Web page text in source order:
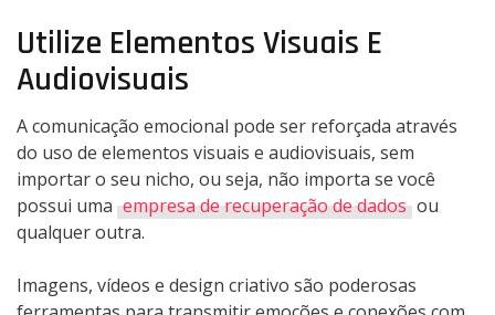
Utilize Elementos Visuais E
Audiovisuais
A comunicação emocional pode ser reforçada através
do uso de elementos visuais e audiovisuais, sem
importar o seu nicho, ou seja, não importa se você
possui uma empresa de recuperação de dados ou
qualquer outra.
Imagens, vídeos e design criativo são poderosas